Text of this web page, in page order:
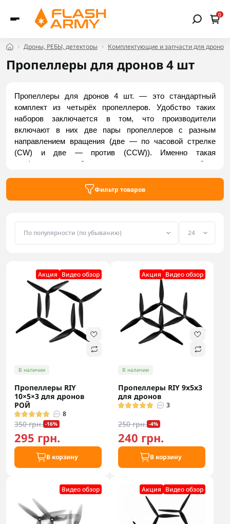
0
Дроны, РЕБЫ, детекторы Комплектующие и запчасти для дронов
Пропеллеры для дронов 4 шт
Пропеллеры для дронов 4 шт. — это стандартный
комплект из четырёх пропеллеров. Удобство таких
наборов заключается в том, что производители
включают в них две пары пропеллеров с разным
направлением вращения (две — по часовой стрелке
(CW) и две — против (CCW)). Именно такая
конфигурация обеспечивает правильную работу
четыре или пять лопастей. Посмотреть пропеллеры для
Фильтр товаров
Акция Видео обзор
В наличии
Пропеллеры RIY
10×5×3 для дронов
РОЙ
8
350 грн. -16%
295 грн.
В корзину
Акция Видео обзор
В наличии
Пропеллеры RIY 9x5x3
для дронов
3
250 грн. -4%
240 грн.
В корзину
Видео обзор Акция Видео обзор